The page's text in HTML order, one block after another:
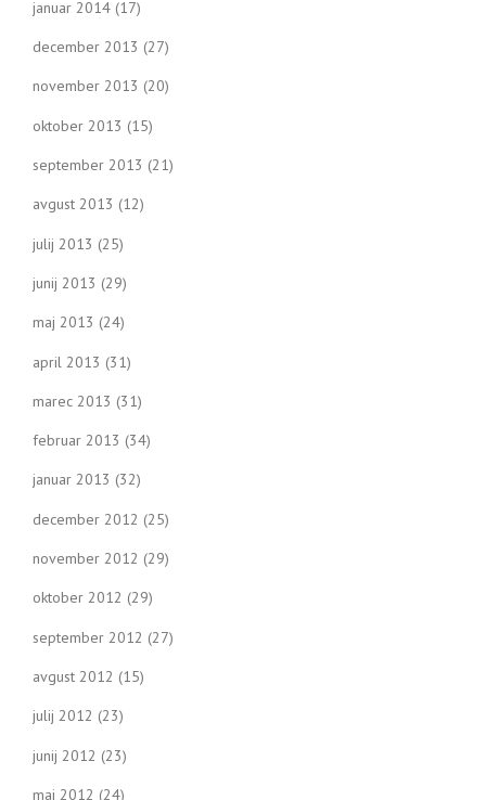
januar 2014 (17)
december 2013 (27)
november 2013 (20)
oktober 2013 (15)
september 2013 (21)
avgust 2013 (12)
julij 2013 (25)
junij 2013 (29)
maj 2013 (24)
april 2013 (31)
marec 2013 (31)
februar 2013 (34)
januar 2013 (32)
december 2012 (25)
november 2012 (29)
oktober 2012 (29)
september 2012 (27)
avgust 2012 (15)
julij 2012 (23)
junij 2012 (23)
maj 2012 (24)